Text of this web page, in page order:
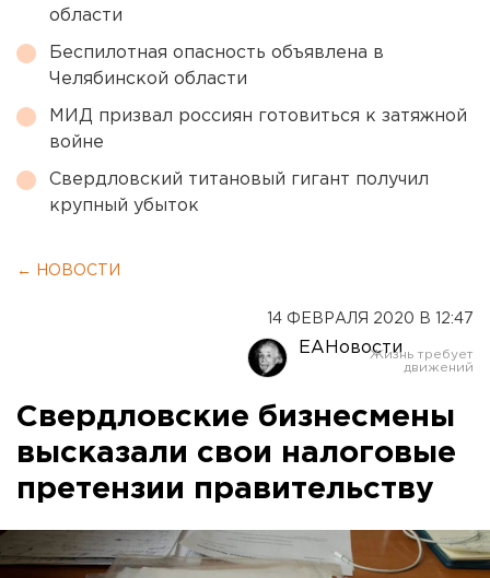
области
Беспилотная опасность объявлена в
Челябинской области
МИД призвал россиян готовиться к затяжной
войне
Свердловский титановый гигант получил
крупный убыток
← НОВОСТИ
14 ФЕВРАЛЯ 2020 В 12:47
ЕАНовости
Свердловские бизнесмены
высказали свои налоговые
претензии правительству